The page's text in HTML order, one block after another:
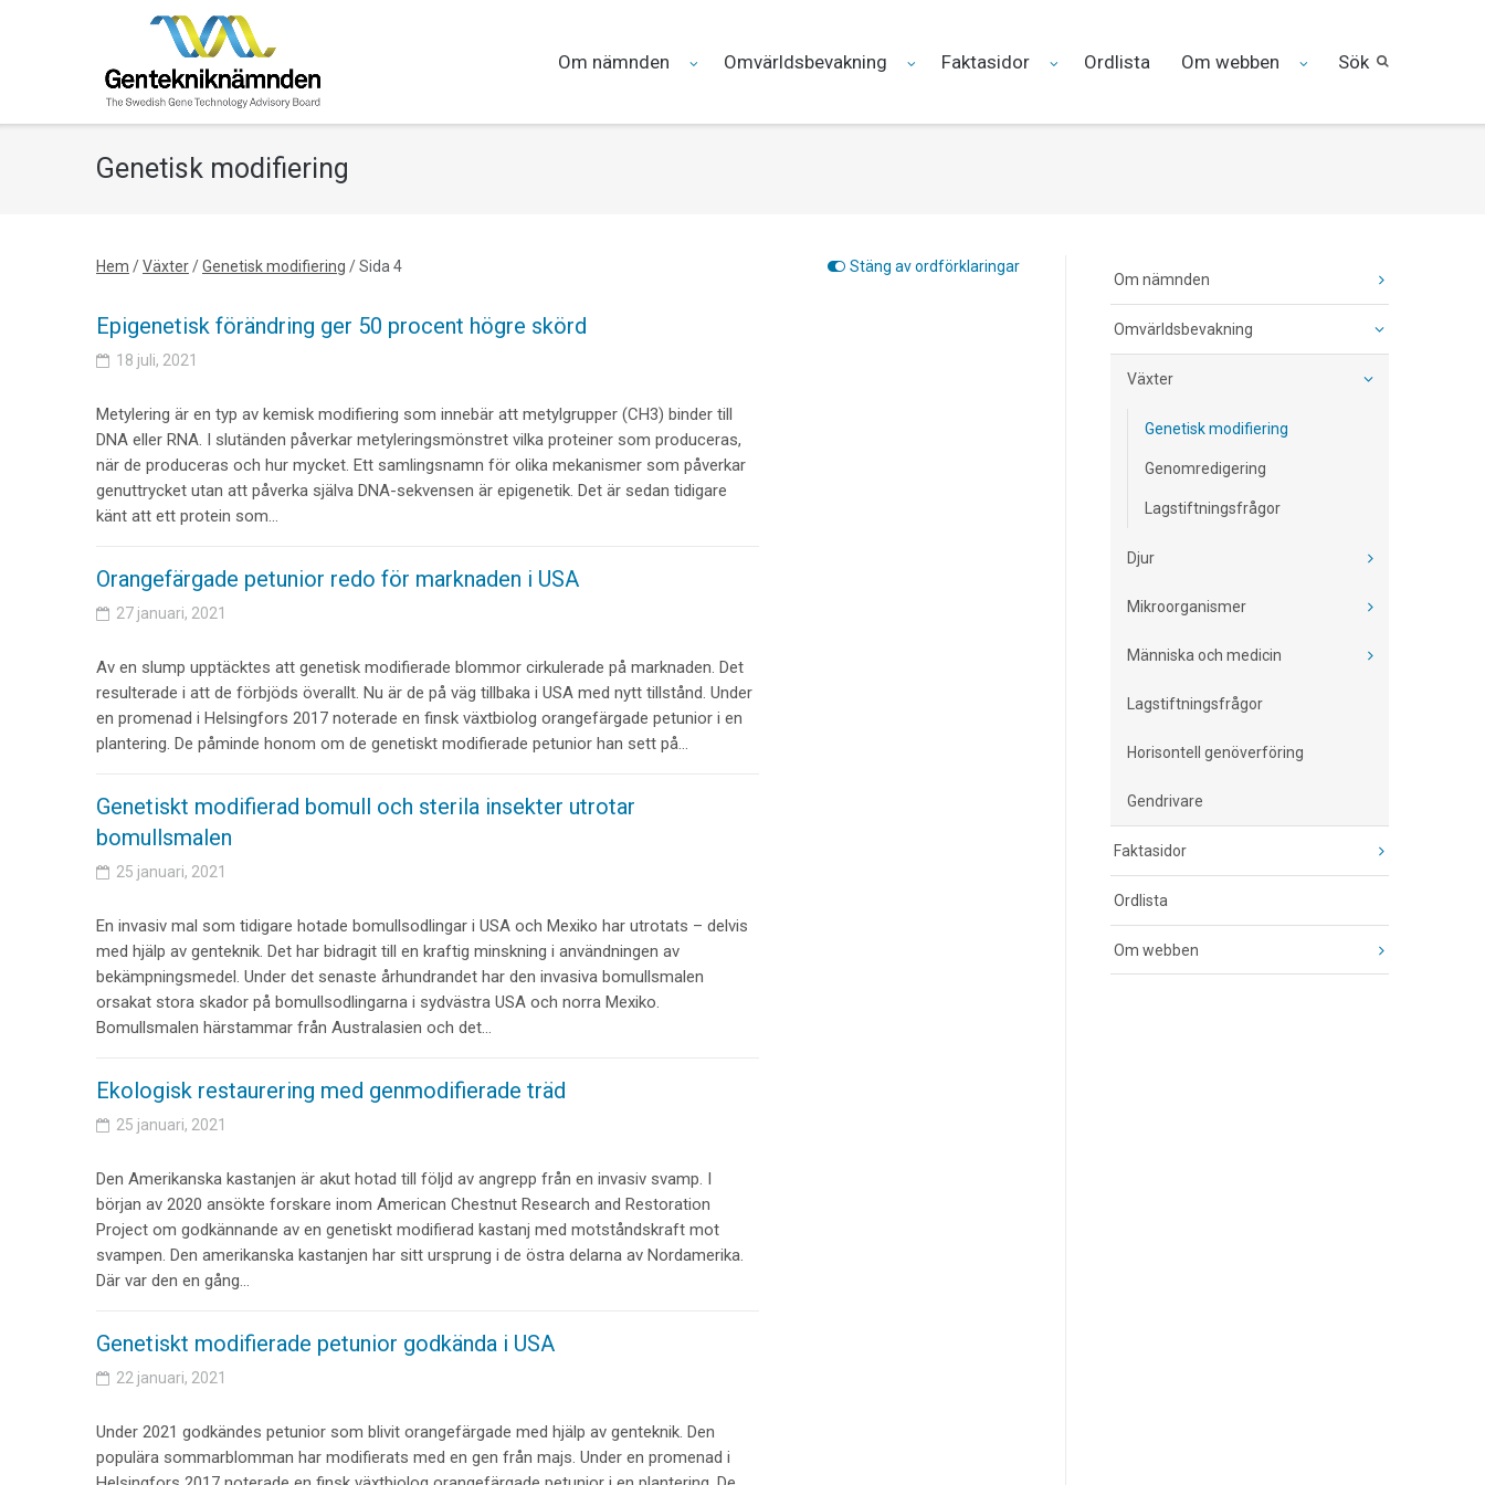
Om nämnden Omvärldsbevakning Faktasidor Ordlista Om webben Sök
Genetisk modifiering
Hem /Växter/Genetisk modifiering /Sida 4 Stäng av ordförklaringar
Epigenetisk förändring ger 50 procent högre skörd
18 juli, 2021
Metylering är en typ av kemisk modifiering som innebär att metylgrupper (CH3) binder till
DNA eller RNA. I slutänden påverkar metyleringsmönstret vilka proteiner som produceras,
när de produceras och hur mycket. Ett samlingsnamn för olika mekanismer som påverkar
genuttrycket utan att påverka själva DNA-sekvensen är epigenetik. Det är sedan tidigare
känt att ett protein som…
Orangefärgade petunior redo för marknaden i USA
27 januari, 2021
Av en slump upptäcktes att genetisk modifierade blommor cirkulerade på marknaden. Det
resulterade i att de förbjöds överallt. Nu är de på väg tillbaka i USA med nytt tillstånd. Under
en promenad i Helsingfors 2017 noterade en finsk växtbiolog orangefärgade petunior i en
plantering. De påminde honom om de genetiskt modifierade petunior han sett på…
Genetiskt modifierad bomull och sterila insekter utrotar
bomullsmalen
25 januari, 2021
En invasiv mal som tidigare hotade bomullsodlingar i USA och Mexiko har utrotats – delvis
med hjälp av genteknik. Det har bidragit till en kraftig minskning i användningen av
bekämpningsmedel. Under det senaste århundrandet har den invasiva bomullsmalen
orsakat stora skador på bomullsodlingarna i sydvästra USA och norra Mexiko.
Bomullsmalen härstammar från Australasien och det…
Ekologisk restaurering med genmodifierade träd
25 januari, 2021
Den Amerikanska kastanjen är akut hotad till följd av angrepp från en invasiv svamp. I
början av 2020 ansökte forskare inom American Chestnut Research and Restoration
Project om godkännande av en genetiskt modifierad kastanj med motståndskraft mot
svampen. Den amerikanska kastanjen har sitt ursprung i de östra delarna av Nordamerika.
Där var den en gång…
Genetiskt modifierade petunior godkända i USA
22 januari, 2021
Under 2021 godkändes petunior som blivit orangefärgade med hjälp av genteknik. Den
populära sommarblomman har modifierats med en gen från majs. Under en promenad i
Om nämnden
Omvärldsbevakning
Växter
Genetisk modifiering
Genomredigering
Lagstiftningsfrågor
Djur
Mikroorganismer
Människa och medicin
Lagstiftningsfrågor
Horisontell genöverföring
Gendrivare
Faktasidor
Ordlista
Om webben